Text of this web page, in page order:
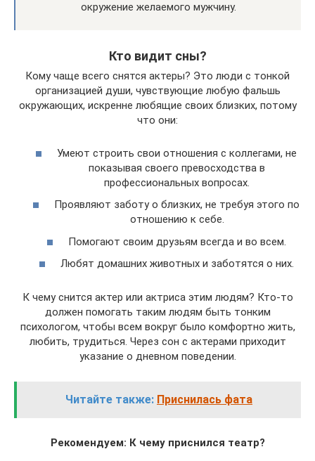
окружение желаемого мужчину.
Кто видит сны?
Кому чаще всего снятся актеры? Это люди с тонкой
организацией души, чувствующие любую фальшь
окружающих, искренне любящие своих близких, потому
что они:
Умеют строить свои отношения с коллегами, не
показывая своего превосходства в
профессиональных вопросах.
Проявляют заботу о близких, не требуя этого по
отношению к себе.
Помогают своим друзьям всегда и во всем.
Любят домашних животных и заботятся о них.
К чему снится актер или актриса этим людям? Кто-то
должен помогать таким людям быть тонким
психологом, чтобы всем вокруг было комфортно жить,
любить, трудиться. Через сон с актерами приходит
указание о дневном поведении.
Читайте также: Приснилась фата
Рекомендуем: К чему приснился театр?